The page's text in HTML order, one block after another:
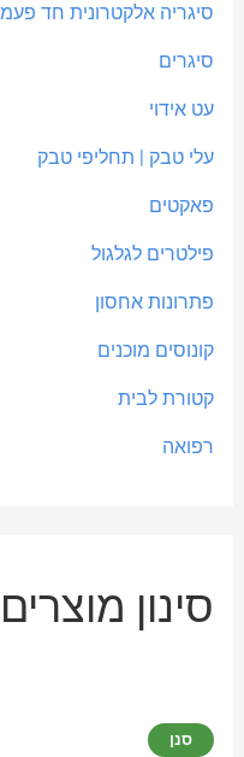
סיגריה אלקטרונית חד
סיגרים
עט אידוי
עלי טבק | תחליפי טבק
פאקטים
פילטרים לגלגול
פתרונות אחסון
קונוסים מוכנים
קטורת לבית
רפואה
סינון
סנן